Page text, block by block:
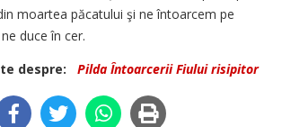
moartea păcatului şi ne întoarcem pe
duce în cer.
despre:
Pilda Întoarcerii Fiului risipitor